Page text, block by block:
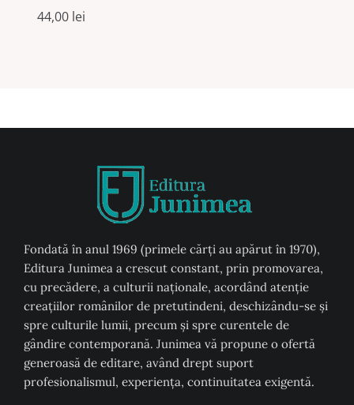
44,00 lei
Fondată în anul 1969 (primele cărți au apărut în 1970),
Editura Junimea a crescut constant, prin promovarea,
cu precădere, a culturii naţionale, acordând atenţie
creaţiilor românilor de pretutindeni, deschizându-se şi
spre culturile lumii, precum şi spre curentele de
gândire contemporană. Junimea vă propune o ofertă
generoasă de editare, având drept suport
profesionalismul, experiența, continuitatea exigentă.